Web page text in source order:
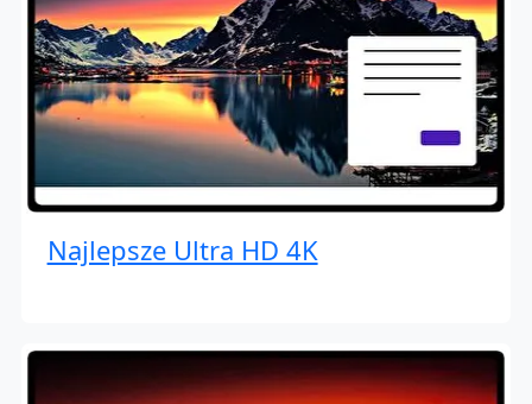
Najlepsze Ultra HD 4K